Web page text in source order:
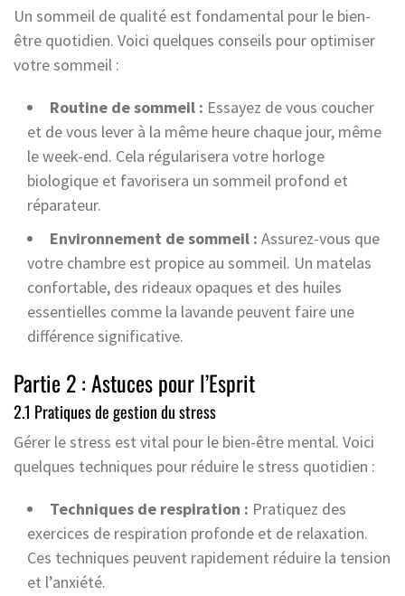
Un sommeil de qualité est fondamental pour le bien-
être quotidien. Voici quelques conseils pour optimiser
votre sommeil :
Routine de sommeil : Essayez de vous coucher
et de vous lever à la même heure chaque jour, même
le week-end. Cela régularisera votre horloge
biologique et favorisera un sommeil profond et
réparateur.
Environnement de sommeil : Assurez-vous que
votre chambre est propice au sommeil. Un matelas
confortable, des rideaux opaques et des huiles
essentielles comme la lavande peuvent faire une
différence significative.
Partie 2 : Astuces pour l’Esprit
2.1 Pratiques de gestion du stress
Gérer le stress est vital pour le bien-être mental. Voici
quelques techniques pour réduire le stress quotidien :
Techniques de respiration : Pratiquez des
exercices de respiration profonde et de relaxation.
Ces techniques peuvent rapidement réduire la tension
et l’anxiété.